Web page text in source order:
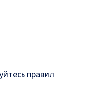
правил